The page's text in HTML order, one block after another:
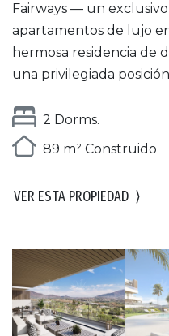
Fairways — un
apartamentos de lujo
hermosa residencia de
una privilegiada
2 Dorms.
89 m² Construido
VER ESTA PROPIEDAD ⟩